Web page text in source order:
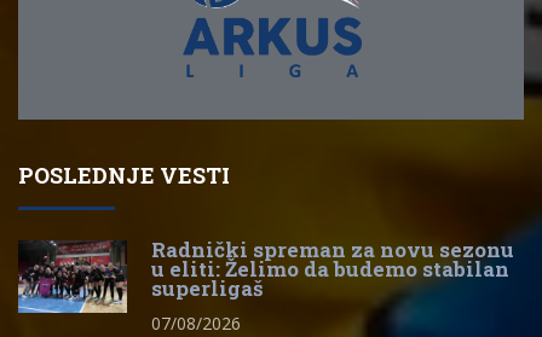
POSLEDNJE VESTI
Radnički spreman za novu sezonu
u eliti: Želimo da budemo stabilan
superligaš
07/08/2026